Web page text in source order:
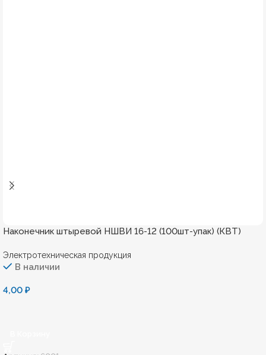
Наконечник штыревой НШВИ 16-12 (100шт-упак) (КВТ)
Электротехническая продукция
В наличии
4,00 ₽